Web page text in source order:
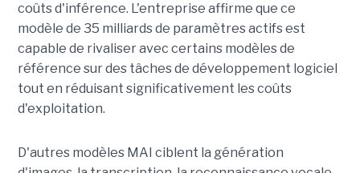
coûts d'inférence. L'entreprise affirme que ce
modèle de 35 milliards de paramètres actifs est
capable de rivaliser avec certains modèles de
référence sur des tâches de développement logiciel
tout en réduisant significativement les coûts
d'exploitation.
D'autres modèles MAI ciblent la génération